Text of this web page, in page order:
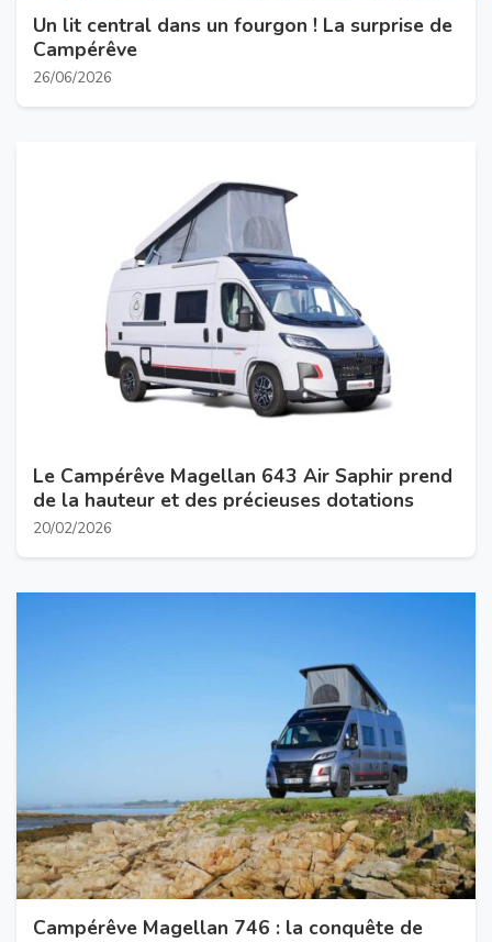
Un lit central dans un fourgon ! La surprise de
Campérêve
26/06/2026
Le Campérêve Magellan 643 Air Saphir prend
de la hauteur et des précieuses dotations
20/02/2026
Campérêve Magellan 746 : la conquête de